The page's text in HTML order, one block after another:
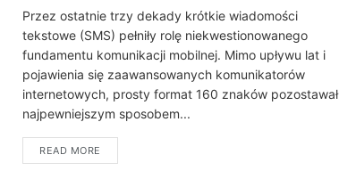
Przez ostatnie trzy dekady krótkie wiadomości
tekstowe (SMS) pełniły rolę niekwestionowanego
fundamentu komunikacji mobilnej. Mimo upływu lat i
pojawienia się zaawansowanych komunikatorów
internetowych, prosty format 160 znaków pozostawał
najpewniejszym sposobem...
READ MORE